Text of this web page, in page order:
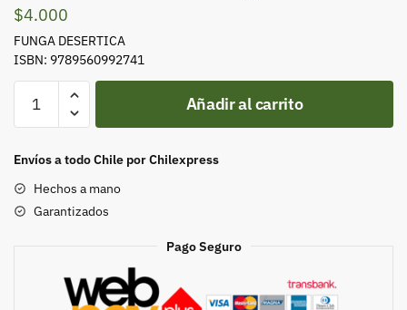
$4.000
FUNGA DESERTICA
ISBN: 9789560992741
DESERTICA
Guia
reconocimiento
de
Añadir al carrito
Envíos a todo Chile por Chilexpress
Hechos a mano
Garantizados
Pago Seguro